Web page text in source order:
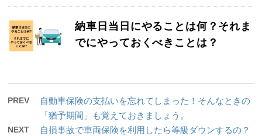
納車日当日にやることは何？それま
でにやっておくべきことは？
PREV
自動車保険の支払いを忘れてしまった！そんなときの
「猶予期間」も覚えておきましょう。
NEXT 自損事故で車両保険を利用したら等級ダウンするの？